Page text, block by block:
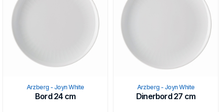
Arzberg - Joyn White
Bord 24 cm
Arzberg - Joyn White
Dinerbord 27 cm